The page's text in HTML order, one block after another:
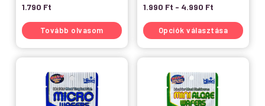
1.790 Ft
Tovább olvasom
1.990 Ft - 4.990 Ft
Opciók választása